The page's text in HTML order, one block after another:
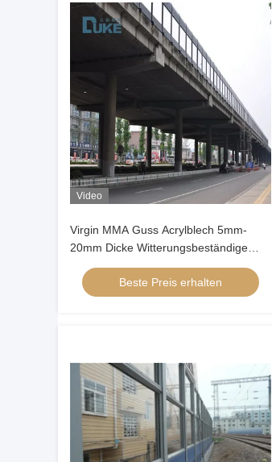
Video
Virgin MMA Guss Acrylblech 5mm-
20mm Dicke Witterungsbeständige
Schallschutzplatte
Beste Preis erhalten